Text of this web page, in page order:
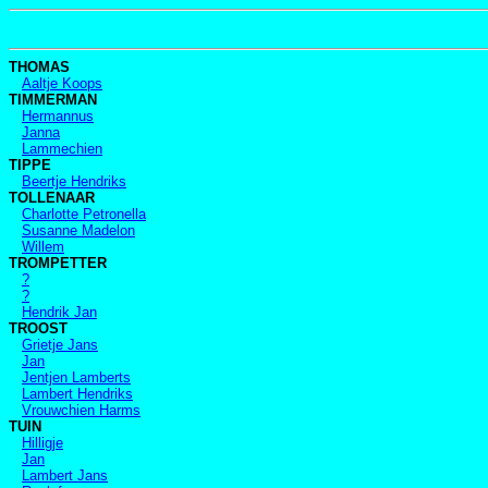
THOMAS
Aaltje Koops
TIMMERMAN
Hermannus
Janna
Lammechien
TIPPE
Beertje Hendriks
TOLLENAAR
Charlotte Petronella
Susanne Madelon
Willem
TROMPETTER
?
?
Hendrik Jan
TROOST
Grietje Jans
Jan
Jentjen Lamberts
Lambert Hendriks
Vrouwchien Harms
TUIN
Hilligje
Jan
Lambert Jans